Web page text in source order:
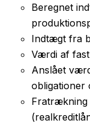
Beregnet
Indtægt fra
Værdi af
Anslået
obligationer
Fratrækning